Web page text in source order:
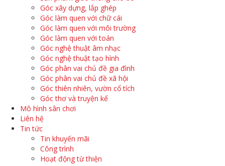
Góc xây dựng, lắp ghép
Góc làm quen với chữ cái
Góc làm quen với môi trường
Góc làm quen với toán
Góc nghệ thuật âm nhạc
Góc nghệ thuật tạo hình
Góc phân vai chủ đề gia đình
Góc phân vai chủ đề xã hội
Góc thiên nhiên, vườn cổ tích
Góc thơ và truyện kể
Mô hình sân chơi
Liên hệ
Tin tức
Tin khuyến mãi
Công trình
Hoạt động từ thiện